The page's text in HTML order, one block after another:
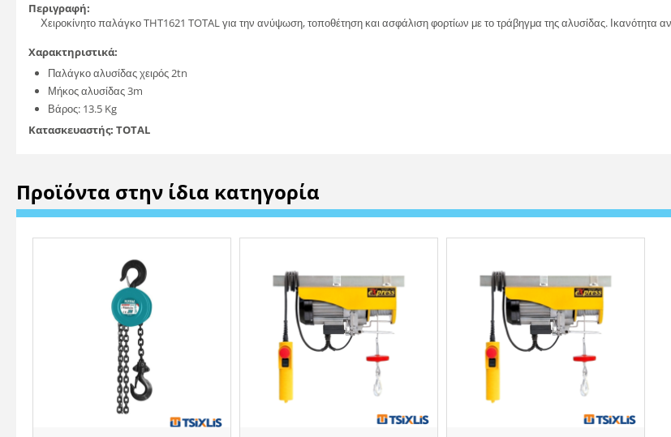
Περιγραφή:
Χειροκίνητο παλάγκο THT1621 TOTAL για την ανύψωση, τοποθέτηση και ασφάλιση φορτίων με το τράβηγμα της αλυσίδας. Ικανότητα
Χαρακτηριστικά:
Παλάγκο αλυσίδας χειρός 2tn
Μήκος αλυσίδας 3m
Βάρος: 13.5 Kg
Κατασκευαστής: TOTAL
Προϊόντα στην ίδια κατηγορία